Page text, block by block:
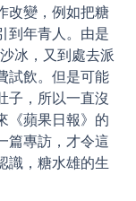
改變，例如把糖
到年青人。由是
冰，又到處去派
試飲。但是可能
子，所以一直沒
《蘋果日報》的
篇專訪，才令這
識，糖水雄的生